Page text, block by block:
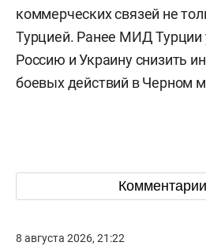
коммерческих связей не
Турцией. Ранее МИД Турции
Россию и Украину снизить
боевых действий в Черном
Комментарии
8 августа 2026, 21:22